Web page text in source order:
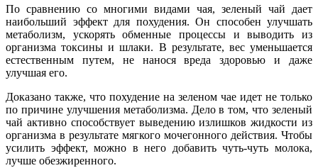
По сравнению со многими видами чая, зеленый чай дает
наибольший эффект для похудения. Он способен улучшать
метаболизм, ускорять обменные процессы и выводить из
организма токсины и шлаки. В результате, вес уменьшается
естественным путем, не нанося вреда здоровью и даже
улучшая его.
Доказано также, что похудение на зеленом чае идет не только
по причине улучшения метаболизма. Дело в том, что зеленый
чай активно способствует выведению излишков жидкости из
организма в результате мягкого мочегонного действия. Чтобы
усилить эффект, можно в него добавить чуть-чуть молока,
лучше обезжиренного.